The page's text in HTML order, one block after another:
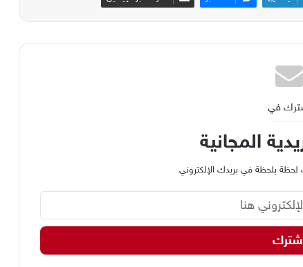
في
المجانية
لحظة بلحظة في بريدك الإلكتروني